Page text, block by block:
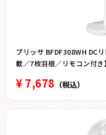
ブリッサ BFDF308WH DC
載／7枚羽根／リモコン付き
¥ 7,678 （税込）